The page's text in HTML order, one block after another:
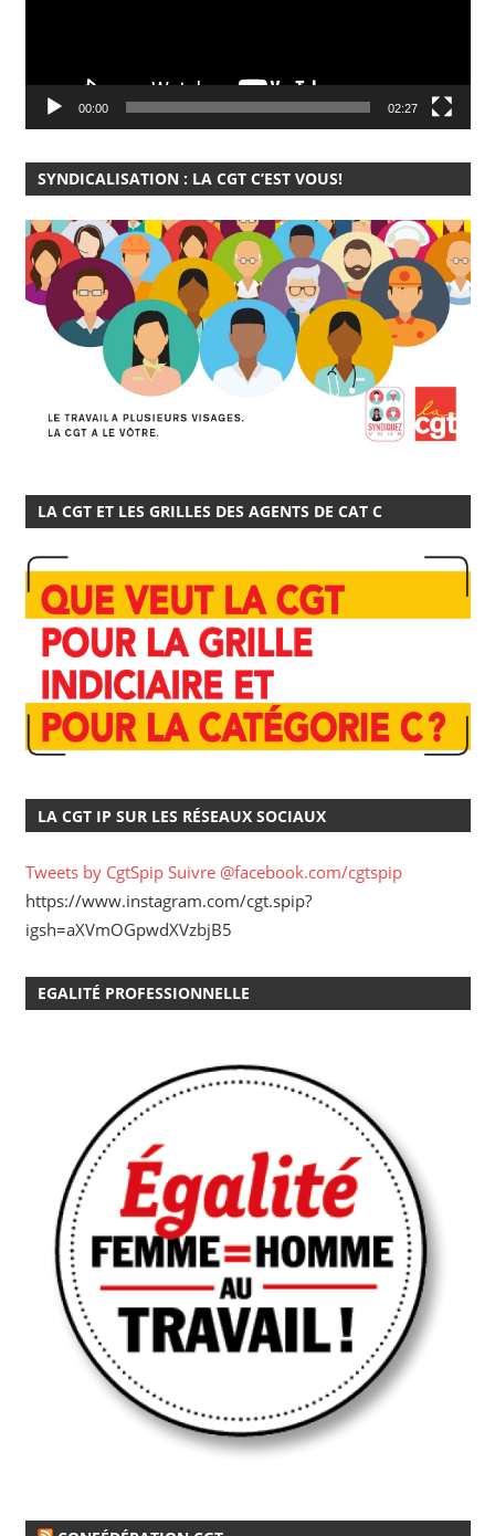
00:00 02:27
SYNDICALISATION : LA CGT C’EST VOUS!
LA CGT ET LES GRILLES DES AGENTS DE CAT C
LA CGT IP SUR LES RÉSEAUX SOCIAUX
Tweets by CgtSpip Suivre @facebook.com/cgtspip
https://www.instagram.com/cgt.spip?
igsh=aXVmOGpwdXVzbjB5
EGALITÉ PROFESSIONNELLE